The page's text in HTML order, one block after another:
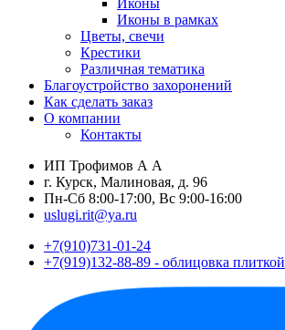
Иконы в рамках
Цветы, свечи
Крестики
Различная тематика
Благоустройство захоронений
Как сделать заказ
О компании
Контакты
ИП Трофимов А А
г. Курск, Малиновая, д. 96
Пн-Сб 8:00-17:00, Вс 9:00-16:00
uslugi.rit@ya.ru
+7(910)731-01-24
+7(919)132-88-89 - облицовка плиткой